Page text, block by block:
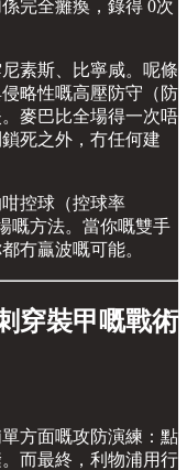
完全癱瘓，錄得 0次
素斯、比寧咸。呢條
略性嘅高壓防守（防
麥巴比全場得一次唔
死之外，冇任何建
控球（控球率
嘅方法。當你嘅雙手
冇贏波嘅可能。
穿裝甲嘅戰術
方面嘅攻防演練：點
而最終，利物浦用行